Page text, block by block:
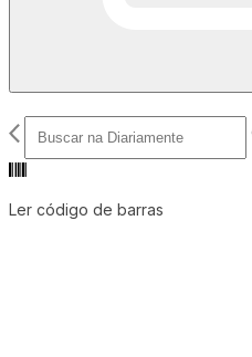
Ler código de barras